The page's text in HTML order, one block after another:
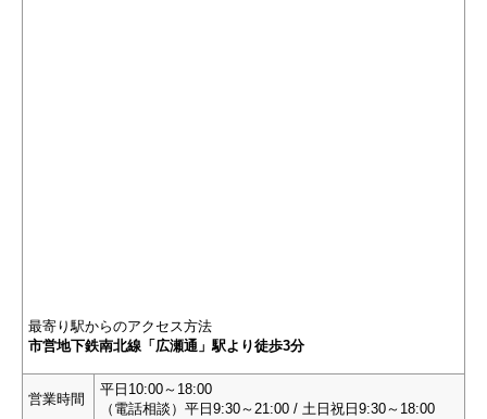
最寄り駅からのアクセス方法
市営地下鉄南北線「広瀬通」駅より徒歩3分
営業時間
平日10:00～18:00
（電話相談）平日9:30～21:00 / 土日祝日9:30～18:00